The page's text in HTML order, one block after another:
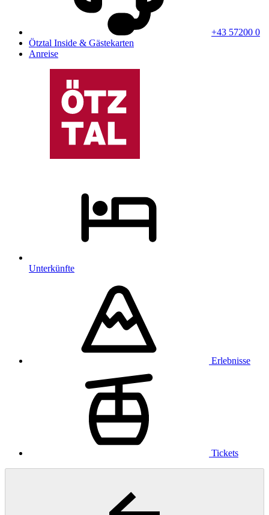
+43 57200 0
Ötztal Inside & Gästekarten
Anreise
Unterkünfte
Erlebnisse
Tickets